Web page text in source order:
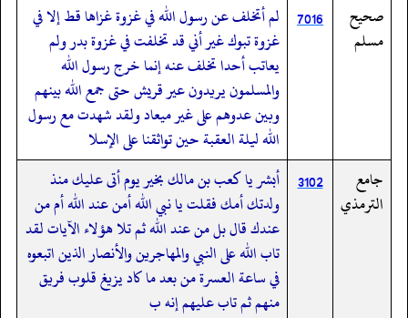
صحيح
مسلم
7016
لم أتخلف عن رسول الله في غزوة غزاها قط إلا في
غزوة تبوك غير أني قد تخلفت في غزوة بدر ولم
يعاتب أحدا تخلف عنه إنما خرج رسول الله
والمسلمون يريدون عير قريش حتى جمع الله بينهم
وبين عدوهم على غير ميعاد ولقد شهدت مع رسول
الله ليلة العقبة حين تواثقنا على الإسلا
جامع
الترمذي
3102
أبشر يا كعب بن مالك بخير يوم أتى عليك منذ
ولدتك أمك فقلت يا نبي الله أمن عند الله أم من
عندك قال بل من عند الله ثم تلا هؤلاء الآيات لقد
تاب الله على النبي والمهاجرين والأنصار الذين اتبعوه
في ساعة العسرة من بعد ما كاد يزيغ قلوب فريق
منهم ثم تاب عليهم إنه ب